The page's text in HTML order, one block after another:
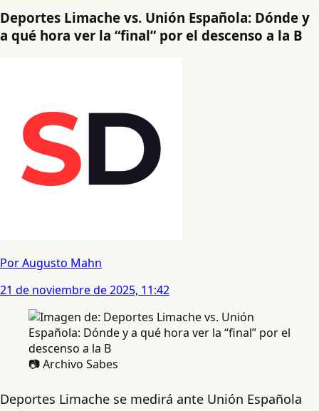
Deportes Limache vs. Unión Española: Dónde y
a qué hora ver la “final” por el descenso a la B
Por Augusto Mahn
21 de noviembre de 2025, 11:42
📷 Archivo Sabes
Deportes Limache se medirá ante Unión Española